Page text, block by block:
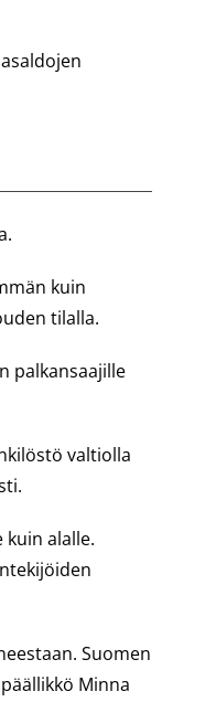
kuin
tilalla.
palkansaajille
valtiolla
alalle.
Suomen
Minna